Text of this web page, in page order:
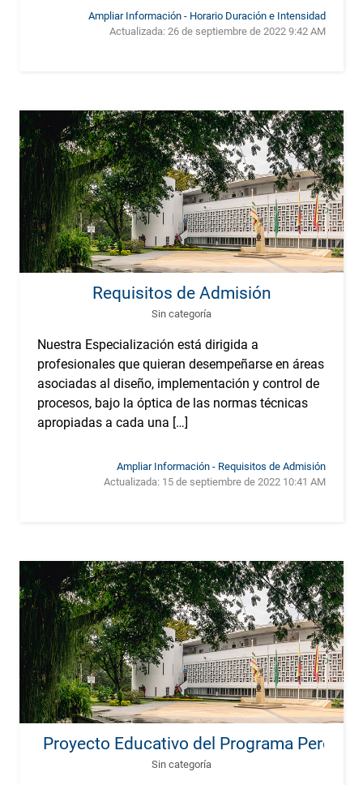
Ampliar Información - Horario Duración e Intensidad
Actualizada: 26 de septiembre de 2022 9:42 AM
Requisitos de Admisión
Sin categoría
Nuestra Especialización está dirigida a
profesionales que quieran desempeñarse en áreas
asociadas al diseño, implementación y control de
procesos, bajo la óptica de las normas técnicas
apropiadas a cada una […]
Ampliar Información - Requisitos de Admisión
Actualizada: 15 de septiembre de 2022 10:41 AM
Proyecto Educativo del Programa Pereira
Sin categoría